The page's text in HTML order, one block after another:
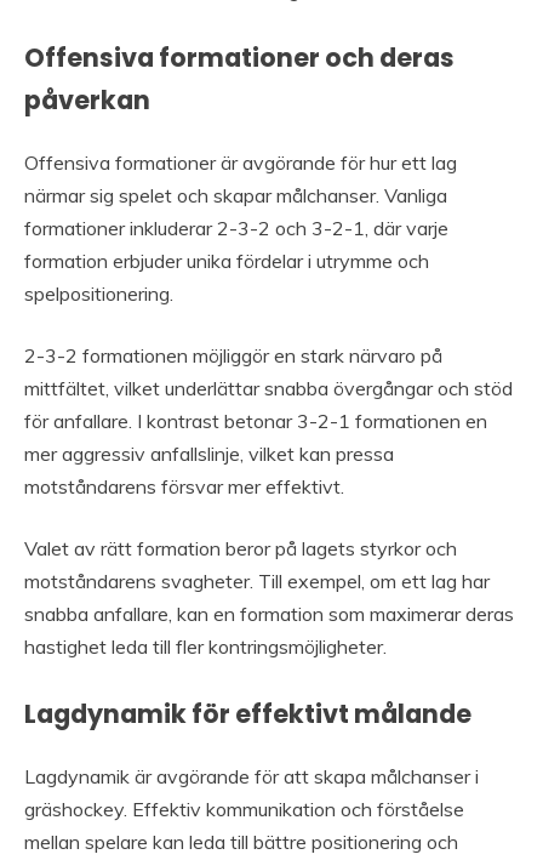
Offensiva formationer och deras
påverkan
Offensiva formationer är avgörande för hur ett lag
närmar sig spelet och skapar målchanser. Vanliga
formationer inkluderar 2-3-2 och 3-2-1, där varje
formation erbjuder unika fördelar i utrymme och
spelpositionering.
2-3-2 formationen möjliggör en stark närvaro på
mittfältet, vilket underlättar snabba övergångar och stöd
för anfallare. I kontrast betonar 3-2-1 formationen en
mer aggressiv anfallslinje, vilket kan pressa
motståndarens försvar mer effektivt.
Valet av rätt formation beror på lagets styrkor och
motståndarens svagheter. Till exempel, om ett lag har
snabba anfallare, kan en formation som maximerar deras
hastighet leda till fler kontringsmöjligheter.
Lagdynamik för effektivt målande
Lagdynamik är avgörande för att skapa målchanser i
gräshockey. Effektiv kommunikation och förståelse
mellan spelare kan leda till bättre positionering och